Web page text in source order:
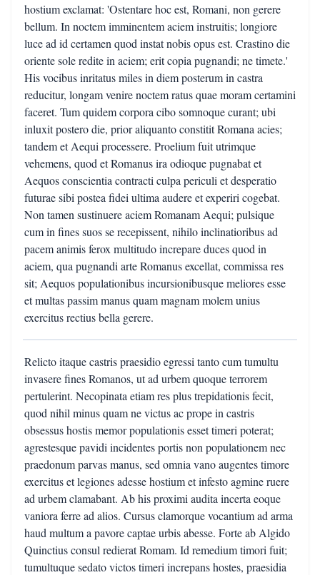
hostium exclamat: 'Ostentare hoc est, Romani, non gerere
bellum. In noctem imminentem aciem instruitis; longiore
luce ad id certamen quod instat nobis opus est. Crastino die
oriente sole redite in aciem; erit copia pugnandi; ne timete.'
His vocibus inritatus miles in diem posterum in castra
reducitur, longam venire noctem ratus quae moram certamini
faceret. Tum quidem corpora cibo somnoque curant; ubi
inluxit postero die, prior aliquanto constitit Romana acies;
tandem et Aequi processere. Proelium fuit utrimque
vehemens, quod et Romanus ira odioque pugnabat et
Aequos conscientia contracti culpa periculi et desperatio
futurae sibi postea fidei ultima audere et experiri cogebat.
Non tamen sustinuere aciem Romanam Aequi; pulsique
cum in fines suos se recepissent, nihilo inclinatioribus ad
pacem animis ferox multitudo increpare duces quod in
aciem, qua pugnandi arte Romanus excellat, commissa res
sit; Aequos populationibus incursionibusque meliores esse
et multas passim manus quam magnam molem unius
exercitus rectius bella gerere.
Relicto itaque castris praesidio egressi tanto cum tumultu
invasere fines Romanos, ut ad urbem quoque terrorem
pertulerint. Necopinata etiam res plus trepidationis fecit,
quod nihil minus quam ne victus ac prope in castris
obsessus hostis memor populationis esset timeri poterat;
agrestesque pavidi incidentes portis non populationem nec
praedonum parvas manus, sed omnia vano augentes timore
exercitus et legiones adesse hostium et infesto agmine ruere
ad urbem clamabant. Ab his proximi audita incerta eoque
vaniora ferre ad alios. Cursus clamorque vocantium ad arma
haud multum a pavore captae urbis abesse. Forte ab Algido
Quinctius consul redierat Romam. Id remedium timori fuit;
tumultuque sedato victos timeri increpans hostes, praesidia